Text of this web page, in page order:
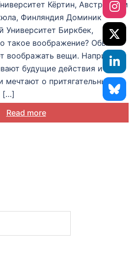
жизни
Кёртин, Австралия и
Финляндия Доминик
Университет Биркбек,
такое воображение? Обычно
вещи. Например,
будущие действия и
мечтают о притягательных
[…]
Read more